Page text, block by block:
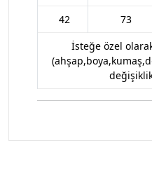
42 73
İsteğe özel